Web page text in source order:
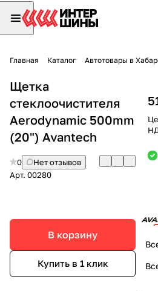
Главная Каталог Автотовары в
Щетка
стеклоочистителя
Aerodynamic 500mm
(20") Avantech
0
Нет отзывов
Арт. 00280
В корзину
Купить в 1 клик